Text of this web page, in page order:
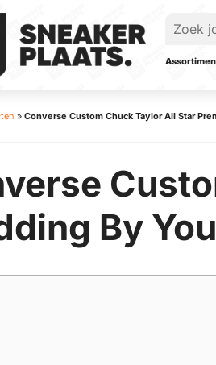
» Converse Custom Chuck Taylor All Star
By